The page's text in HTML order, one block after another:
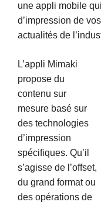
une appli mobile
d’impression de
actualités de
L’appli Mimaki
propose du
contenu sur
mesure basé sur
des technologies
d’impression
spécifiques. Qu’il
s’agisse de l’offset,
du grand format ou
des opérations de